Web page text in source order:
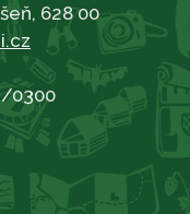
628 00
0300